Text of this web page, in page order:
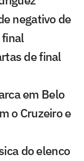
negativo de
final
de final
em Belo
o Cruzeiro e
do elenco